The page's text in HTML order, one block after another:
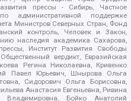
прессы - Сибирь, Частное
административной поддержке
Министров Северных Стран, Фонд
контроль, Человек и Закон,
наследия академика Сахарова,
Институт Развития Свободы
вердикт, Евразийская
Регина Николаевна, Кривенко
Павел Юрьевич, Шнырова Ольга
Сидорович Ольга Борисовна,
Анастасия Евгеньевна, Ривина
Бойко Анатолий